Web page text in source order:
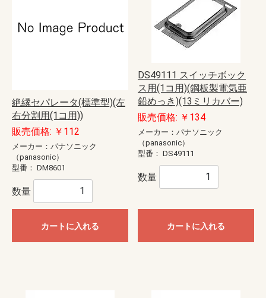
絶縁セパレータ(標準型)(左
右分割用(1コ用))
販売価格: ￥112
メーカー：パナソニック
（panasonic）
型番： DM8601
数量
カートに入れる
DS49111 スイッチボック
ス用(1コ用)(鋼板製電気亜
鉛めっき)(13ミリカバー)
販売価格: ￥134
メーカー：パナソニック
（panasonic）
型番： DS49111
数量
カートに入れる